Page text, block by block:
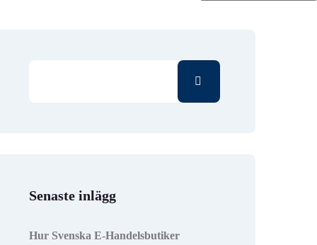
Senaste inlägg
Hur Svenska E-Handelsbutiker